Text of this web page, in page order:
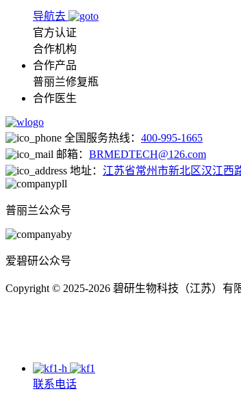
导航去
官方认证
合作机构
合作产品
普丽兰修复瓶
合作医生
全国服务热线： 400-995-1665
邮箱： BRMEDTECH@126.com
地址： 江苏省常州市新北区汉江西
普丽兰公众号
爱碧研公众号
Copyright © 2025-2026 碧研生物科技（江苏）有
联系电话